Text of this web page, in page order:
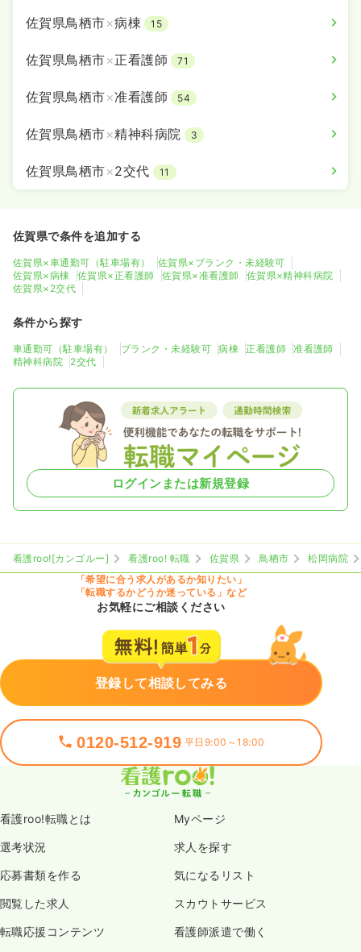
佐賀県鳥栖市×病棟 15
佐賀県鳥栖市×正看護師 71
佐賀県鳥栖市×准看護師 54
佐賀県鳥栖市×精神科病院 3
佐賀県鳥栖市×2交代 11
佐賀県で条件を追加する
佐賀県×車通勤可（駐車場有）
佐賀県×ブランク・未経験可
佐賀県×病棟
佐賀県×正看護師 佐賀県×准看護師
佐賀県×精神科病院
佐賀県×2交代
条件から探す
車通勤可（駐車場有） ブランク・未経験可 病棟 正看護師
准看護師
精神科病院
2交代
ログインまたは新規登録
看護roo![カンゴルー] 看護roo! 転職 佐賀県 鳥栖市
松岡病院
「希望に合う求人があるか知りたい」
「転職するかどうか迷っている」など
お気軽にご相談ください
登録して相談してみる
0120-512-919 平日9:00～18:00
看護roo!転職とは Myページ
選考状況 求人を探す
応募書類を作る 気になるリスト
閲覧した求人 スカウトサービス
転職応援コンテンツ 看護師派遣で働く